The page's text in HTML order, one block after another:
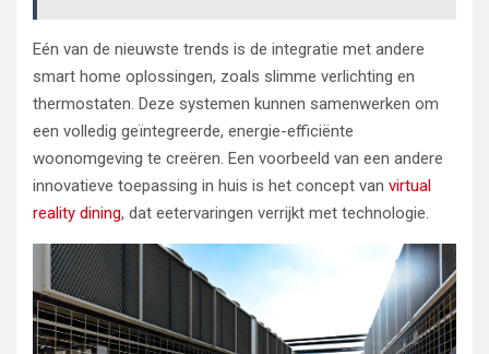
Eén van de nieuwste trends is de integratie met andere
smart home oplossingen, zoals slimme verlichting en
thermostaten. Deze systemen kunnen samenwerken om
een volledig geïntegreerde, energie-efficiënte
woonomgeving te creëren. Een voorbeeld van een andere
innovatieve toepassing in huis is het concept van virtual
reality dining, dat eetervaringen verrijkt met technologie.